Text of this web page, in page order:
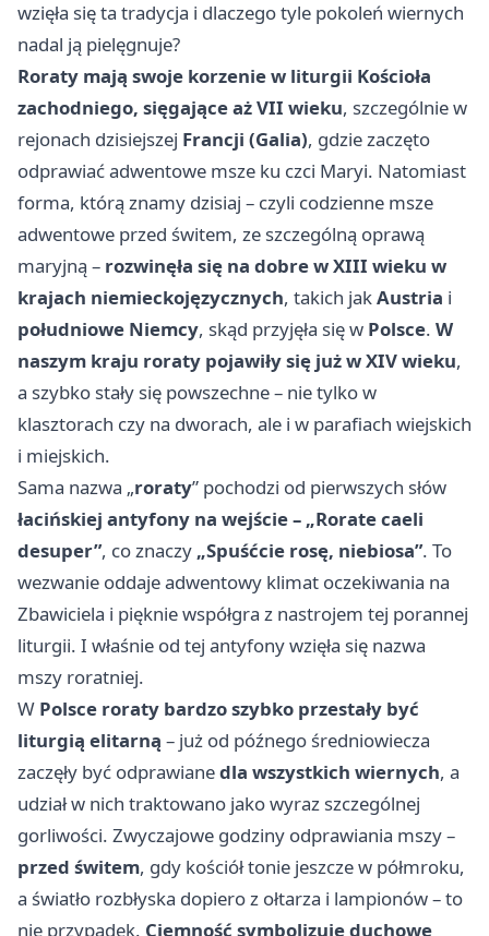
wzięła się ta tradycja i dlaczego tyle pokoleń wiernych
nadal ją pielęgnuje?
Roraty mają swoje korzenie w liturgii Kościoła
zachodniego, sięgające aż VII wieku, szczególnie w
rejonach dzisiejszej Francji (Galia), gdzie zaczęto
odprawiać adwentowe msze ku czci Maryi. Natomiast
forma, którą znamy dzisiaj – czyli codzienne msze
adwentowe przed świtem, ze szczególną oprawą
maryjną – rozwinęła się na dobre w XIII wieku w
krajach niemieckojęzycznych, takich jakAustria i
południowe Niemcy, skąd przyjęła się w Polsce. W
naszym kraju roraty pojawiły się już w XIV wieku,
a szybko stały się powszechne – nie tylko w
klasztorach czy na dworach, ale i w parafiach wiejskich
i miejskich.
Sama nazwa „roraty” pochodzi od pierwszych słów
łacińskiej antyfony na wejście – „Rorate caeli
desuper”, co znaczy „Spuśćcie rosę, niebiosa”. To
wezwanie oddaje adwentowy klimat oczekiwania na
Zbawiciela i pięknie współgra z nastrojem tej porannej
liturgii. I właśnie od tej antyfony wzięła się nazwa
mszy roratniej.
W Polsce roraty bardzo szybko przestały być
liturgią elitarną – już od późnego średniowiecza
zaczęły być odprawianedla wszystkich wiernych, a
udział w nich traktowano jako wyraz szczególnej
gorliwości. Zwyczajowe godziny odprawiania mszy –
przed świtem, gdy kościół tonie jeszcze w półmroku,
a światło rozbłyska dopiero z ołtarza i lampionów – to
nie przypadek. Ciemność symbolizuje duchowe